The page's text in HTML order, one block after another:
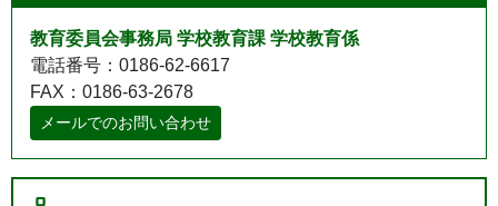
教育委員会事務局 学校教育課 学校教育係
電話番号：0186-62-6617
FAX：0186-63-2678
メールでのお問い合わせ